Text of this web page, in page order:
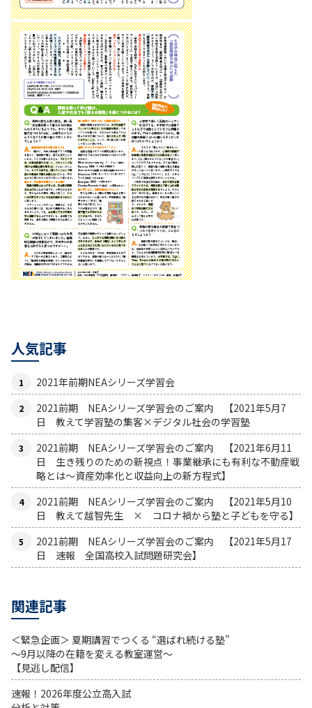
人気記事
2021年前期NEAシリーズ学習会
2021前期 NEAシリーズ学習会のご案内 【2021年5月7
日 教えて学習塾の集客×デジタル社会の学習塾
2021前期 NEAシリーズ学習会のご案内 【2021年6月11
日 生き残りのための新視点！事業継承にも有利な不動産戦
略とは〜資産効率化と収益向上の新方程式】
2021前期 NEAシリーズ学習会のご案内 【2021年5月10
日 教えて越智先生 × コロナ禍から塾と子どもを守る】
2021前期 NEAシリーズ学習会のご案内 【2021年5月17
日 速報 全国高校入試問題研究会】
関連記事
＜緊急企画＞ 夏期講習でつくる “選ばれ続ける塾”
～9月以降の在籍を変える教室運営～
【見逃し配信】
速報！2026年度公立高入試